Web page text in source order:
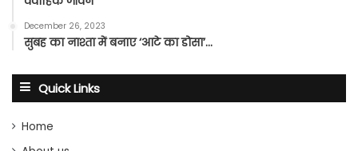
December 26, 2023
सुबह का नाश्ता में बनाए ‘आटे का डोसा’…
Quick Links
Home